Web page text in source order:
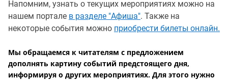
Напомним, узнать о текущих мероприятиях можно на
нашем портале в разделе "Афиша". Также на
некоторые события можно приобрести билеты онлайн.
Мы обращаемся к читателям с предложением
дополнять картину событий предстоящего дня,
информируя о других мероприятиях. Для этого нужно